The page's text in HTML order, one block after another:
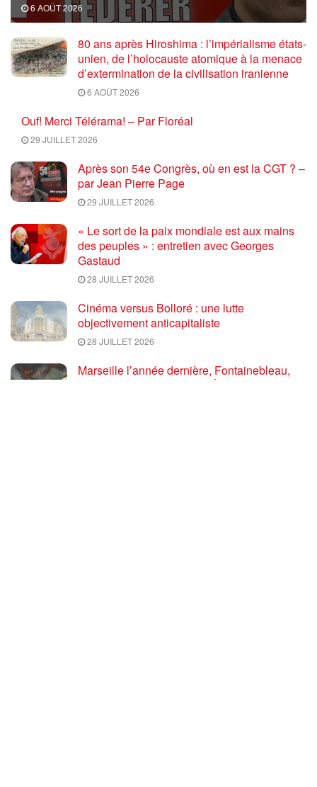
6 AOÛT 2026
80 ans après Hiroshima : l’impérialisme états-
unien, de l’holocauste atomique à la menace
d’extermination de la civilisation iranienne
6 AOÛT 2026
Ouf! Merci Télérama! – Par Floréal
29 JUILLET 2026
Après son 54e Congrès, où en est la CGT ? –
par Jean Pierre Page
29 JUILLET 2026
« Le sort de la paix mondiale est aux mains
des peuples » : entretien avec Georges
Gastaud
28 JUILLET 2026
Cinéma versus Bolloré : une lutte
objectivement anticapitaliste
28 JUILLET 2026
Marseille l’année dernière, Fontainebleau,
Arcachon, la Drôme et les Écrins cette année